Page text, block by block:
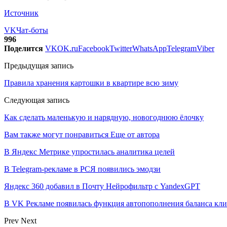
Источник
VKЧат-боты
996
Поделится VKOK.ruFacebookTwitterWhatsAppTelegramViber
Предыдущая запись
Правила хранения картошки в квартире всю зиму
Следующая запись
Как сделать маленькую и нарядную, новогоднюю ёлочку
Вам также могут понравиться Еще от автора
В Яндекс Метрике упростилась аналитика целей
В Telegram-рекламе в РСЯ появились эмодзи
Яндекс 360 добавил в Почту Нейрофильтр с YandexGPT
В VK Рекламе появилась функция автопополнения баланса
Prev Next